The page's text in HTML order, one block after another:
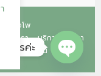
ลบางโพ
าของเรา
บริการของเรา
ยนนัดออนไลน์
การค่ะ
Open